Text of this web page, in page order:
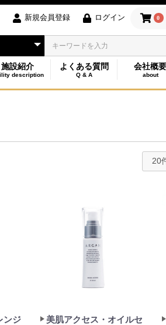
新規会員登録 ログイン 0
施設紹介
description
よくある質問
Q & A
会社概要
about
ンジ
美肌アクセス・オイルセ